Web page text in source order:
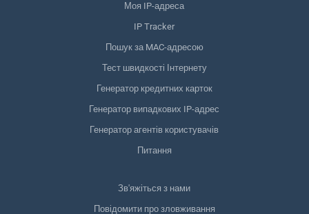
Моя IP-адреса
IP Tracker
Пошук за MAC-адресою
Тест швидкості Інтернету
Генератор кредитних карток
Генератор випадкових IP-адрес
Генератор агентів користувачів
Питання
Зв'яжіться з нами
Повідомити про зловживання